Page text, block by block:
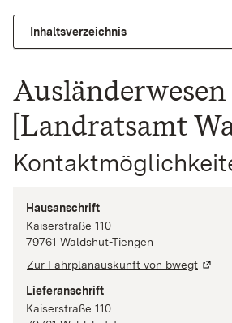
Inhaltsverzeichnis
Ausländerwesen
[Landratsamt
Hausanschrift
Kaiserstraße 110
79761 Waldshut-Tiengen
Zur Fahrplanauskunft von bwegt
Lieferanschrift
Kaiserstraße 110